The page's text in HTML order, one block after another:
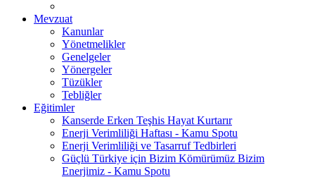
Mevzuat
Kanunlar
Yönetmelikler
Genelgeler
Yönergeler
Tüzükler
Tebliğler
Eğitimler
Kanserde Erken Teşhis Hayat Kurtarır
Enerji Verimliliği Haftası - Kamu Spotu
Enerji Verimliliği ve Tasarruf Tedbirleri
Güçlü Türkiye için Bizim Kömürümüz Bizim
Enerjimiz - Kamu Spotu